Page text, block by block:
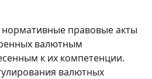
правовые акты
валютным
к их компетенции.
валютных